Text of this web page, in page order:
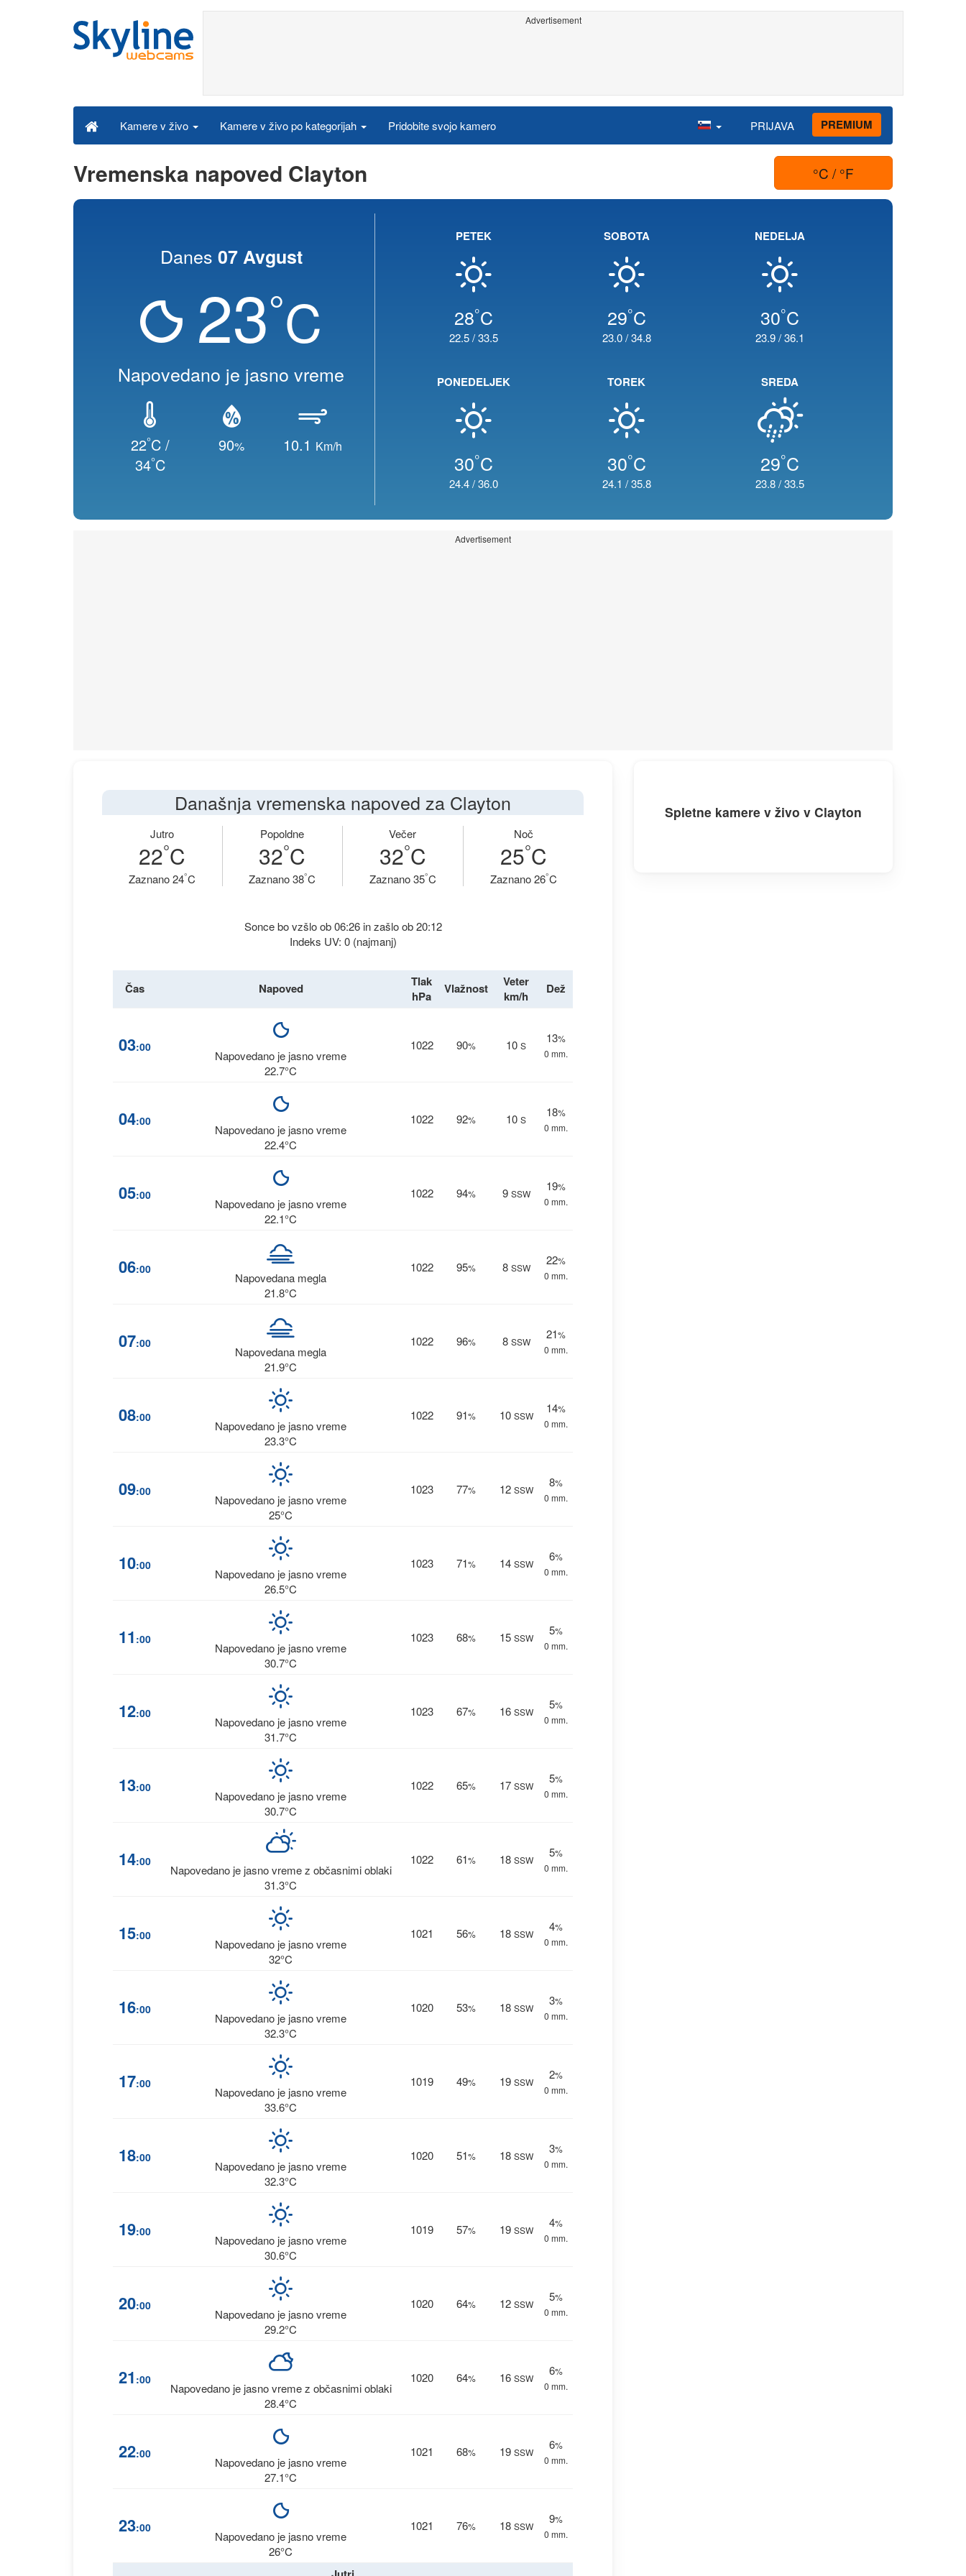
Advertisement
Kamere v živo Kamere v živo po kategorijah Pridobite svojo kamero PRIJAVA PREMIUM
Vremenska napoved Clayton °C / °F
Danes 07 Avgust
23°C
Napovedano je jasno vreme
22°C /
34°C
90% 10.1 Km/h
PETEK
28°C
22.5/33.5
SOBOTA
29°C
23.0/34.8
NEDELJA
30°C
23.9/36.1
PONEDELJEK
30°C
24.4/36.0
TOREK
30°C
24.1 /35.8
SREDA
29°C
23.8/33.5
Advertisement
Današnja vremenska napoved za Clayton
Jutro
22°C
Zaznano 24°C
Popoldne
32°C
Zaznano 38°C
Večer
32°C
Zaznano 35°C
Noč
25°C
Zaznano 26°C
Sonce bo vzšlo ob 06:26 in zašlo ob 20:12
Indeks UV: 0 (najmanj)
Čas Napoved
Tlak
hPa
Vlažnost
Veter
km/h
Dež
03:00
Napovedano je jasno vreme
22.7°C
1022 90% 10 S
13%
0 mm.
04:00
Napovedano je jasno vreme
22.4°C
1022 92% 10 S
18%
0 mm.
05:00
Napovedano je jasno vreme
22.1°C
1022 94% 9 SSW
19%
0 mm.
06:00
Napovedana megla
21.8°C
1022 95% 8 SSW
22%
0 mm.
07:00
Napovedana megla
21.9°C
1022 96% 8 SSW
21%
0 mm.
08:00
Napovedano je jasno vreme
23.3°C
1022 91% 10 SSW
14%
0 mm.
09:00
Napovedano je jasno vreme
25°C
1023 77% 12 SSW
8%
0 mm.
10:00
Napovedano je jasno vreme
26.5°C
1023 71% 14 SSW
6%
0 mm.
11 :00
Napovedano je jasno vreme
30.7°C
1023 68% 15 SSW
5%
0 mm.
12:00
Napovedano je jasno vreme
31.7°C
1023 67% 16 SSW
5%
0 mm.
13:00
Napovedano je jasno vreme
30.7°C
1022 65% 17 SSW
5%
0 mm.
14:00
Napovedano je jasno vreme z občasnimi oblaki
31.3°C
1022 61% 18 SSW
5%
0 mm.
15:00
Napovedano je jasno vreme
32°C
1021 56% 18 SSW
4%
0 mm.
16:00
Napovedano je jasno vreme
32.3°C
1020 53% 18 SSW
3%
0 mm.
17:00
Napovedano je jasno vreme
33.6°C
1019 49% 19 SSW
2%
0 mm.
18:00
Napovedano je jasno vreme
32.3°C
1020 51% 18 SSW
3%
0 mm.
19:00
Napovedano je jasno vreme
30.6°C
1019 57% 19 SSW
4%
0 mm.
20:00
Napovedano je jasno vreme
29.2°C
1020 64% 12 SSW
5%
0 mm.
21 :00
Napovedano je jasno vreme z občasnimi oblaki
28.4°C
1020 64% 16 SSW
6%
0 mm.
22:00
Napovedano je jasno vreme
27.1°C
1021 68% 19 SSW
6%
0 mm.
23:00
Napovedano je jasno vreme
26°C
1021 76% 18 SSW
9%
0 mm.
Spletne kamere v živo v Clayton